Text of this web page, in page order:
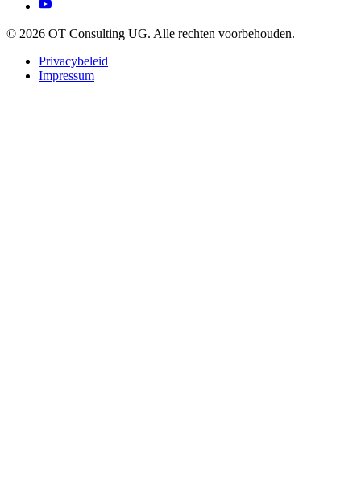
© 2026 OT Consulting UG. Alle rechten voorbehouden.
Privacybeleid
Impressum